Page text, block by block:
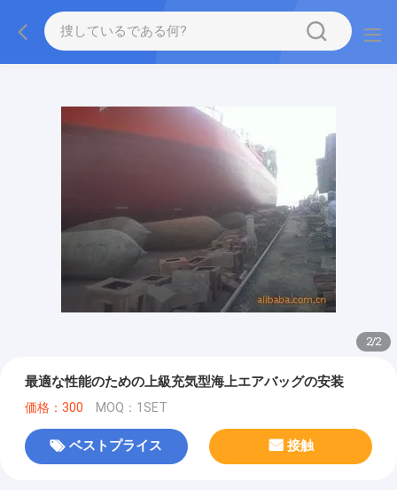
2/2
最適な性能のための上級充気型海上エアバッグの安装
価格：300 MOQ：1SET
ベストプライス 接触